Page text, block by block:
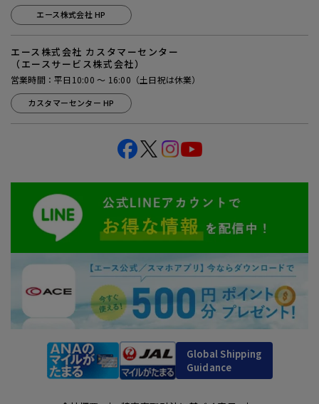
エース株式会社 HP
エース株式会社 カスタマーセンター
（エースサービス株式会社）
営業時間：平日10:00 ～ 16:00（土日祝は休業）
カスタマーセンター HP
Global Shipping
Guidance